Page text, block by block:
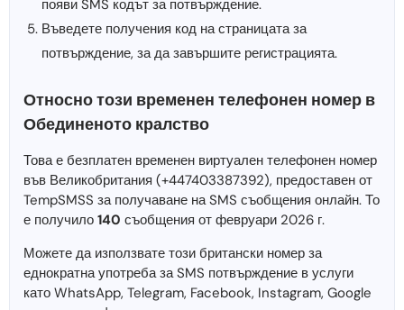
появи SMS кодът за потвърждение.
Въведете получения код на страницата за
потвърждение, за да завършите регистрацията.
Относно този временен телефонен номер в
Обединеното кралство
Това е безплатен временен виртуален телефонен номер
във Великобритания (+447403387392), предоставен от
TempSMSS за получаване на SMS съобщения онлайн. То
е получило 140 съобщения от февруари 2026 г.
Можете да използвате този британски номер за
еднократна употреба за SMS потвърждение в услуги
като WhatsApp, Telegram, Facebook, Instagram, Google